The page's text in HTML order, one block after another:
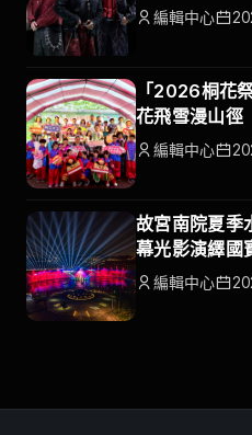
編輯中心
「2026桐花
花飛雪漫山
編輯中心
故宮南院夏
幕光影演繹國
編輯中心